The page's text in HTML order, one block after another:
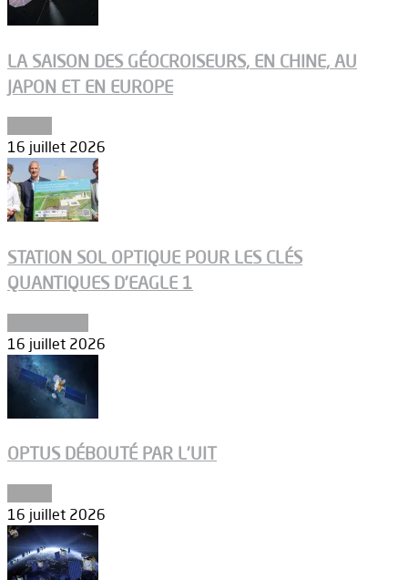
LA SAISON DES GÉOCROISEURS, EN CHINE, AU
JAPON ET EN EUROPE
16 juillet 2026
STATION SOL OPTIQUE POUR LES CLÉS
QUANTIQUES D’EAGLE 1
16 juillet 2026
OPTUS DÉBOUTÉ PAR L’UIT
16 juillet 2026